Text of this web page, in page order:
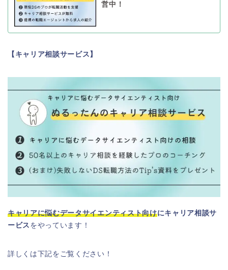
営中！
【キャリア相談サービス】
キャリアに悩むデータサイエンティスト向けにキャリア相談サ
ービス をやっています！
詳しくは下記をご覧ください！